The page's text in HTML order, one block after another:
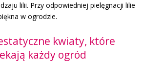
lilii. Przy odpowiedniej pielęgnacji lilie
w ogrodzie.
kwiaty, które
każdy ogród